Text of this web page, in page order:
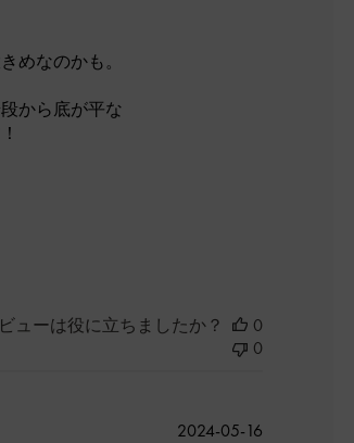
めなのかも。
から底が平な
ューは役に立ちましたか？
0
0
公
2024-05-16